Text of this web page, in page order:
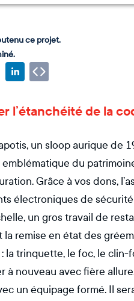
ce projet.
l’étanchéité de la
un sloop aurique de
du
Grâce à vos dons,
électroniques de
un gros travail de
remise en état des
la trinquette, le foc, le
à nouveau avec fière
un équipage formé. Il